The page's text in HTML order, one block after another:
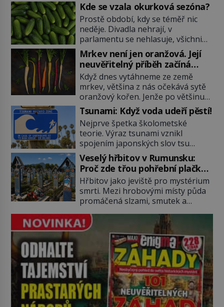
Kde se vzala okurková sezóna?
Prostě období, kdy se téměř nic
neděje. Divadla nehrají, v
parlamentu se nehlasuje, všichni
jsou na dovolené a média tak
nemají o čem mluvit a psát. A
vymýšlejí si proto témata, které
nikoho nezajímají. Proč je však ona
letní doba spojovaná zrovna s
okurkami? Okurkovou sezónu
známe už od poloviny 19. století,
ovšem jako Češi […]
Mrkev není jen oranžová. Její
neuvěřitelný příběh začíná
fialovou barvou
Když dnes vytáhneme ze země
mrkev, většina z nás očekává sytě
oranžový kořen. Jenže po většinu
své historie je mrkev všechno
možné, jen ne oranžová. Je fialová,
žlutá, bílá, někdy dokonce téměř
černá. Až díky stovkám let
pečlivého šlechtění se z ní stává
zelenina, bez které si českou
zahradu ani nedokážeme
představit. Její příběh je […]
Tsunami: Když voda udeří pěstí!
Nejprve špetka školometské
teorie. Výraz tsunami vznikl
spojením japonských slov tsu
(přístav) a nami (vlna). Jedná se o
dlouhou vlnu, která je na volném
moři takřka nepostřehnutelná.
Ačkoli je vlnová délka tsunami i 300
kilometrů, výška vlny na volném
moři je maximálně 1,5 metru.
Máme se podobné obří vlny obávat
i v Evropě? Vznik tsunami si […]
Veselý hřbitov v Rumunsku:
Proč zde třou pohřební plačky
bídu s nouzí?
Hřbitov jako jeviště pro mystérium
smrti. Mezi hrobovými místy půda
promáčená slzami, smutek a
Jsou ale výjimky, kde pohřební
plačky smutně žmoulají kapesníky
nikoli při smutečním obřadu, ale
při pohledu na výši vyměřené
podpory v nezaměstnanosti. Kam
vás pozveme? Unikátní hřbitov,
který si vysloužil název „Veselý“,
najdeme v rumunské vesnici
Sapanta, nedaleko hranic […]